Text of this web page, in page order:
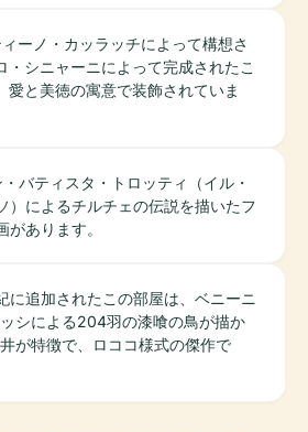
ーノ・カッラッチによって構想さ
・シニャーニによって完成されたこ
愛と美徳の寓意で装飾されていま
バティスタ・トロッティ（イル・
）によるチルチェの伝説を描いたフ
があります。
に追加されたこの部屋は、ベニーニ
シによる204羽の漆喰の鳥が描か
が特徴で、ロココ様式の傑作で